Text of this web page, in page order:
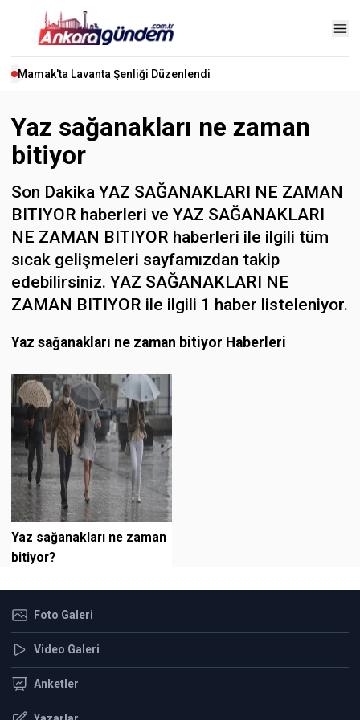
Mamak'ta Lavanta Şenliği Düzenlendi
Yaz sağanakları ne zaman
bitiyor
Son Dakika YAZ SAĞANAKLARI NE ZAMAN
BITIYOR haberleri ve YAZ SAĞANAKLARI
NE ZAMAN BITIYOR haberleri ile ilgili tüm
sıcak gelişmeleri sayfamızdan takip
edebilirsiniz. YAZ SAĞANAKLARI NE
ZAMAN BITIYOR ile ilgili 1 haber listeleniyor.
Yaz sağanakları ne zaman bitiyor Haberleri
Yaz sağanakları ne zaman
bitiyor?
Foto Galeri
Video Galeri
Anketler